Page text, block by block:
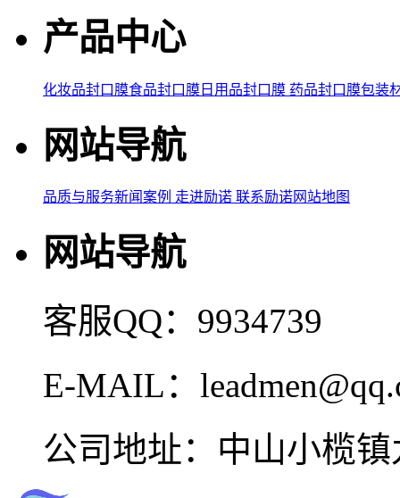
产品中心
化妆品封口膜食品封口膜 日用品封口膜 药品封口膜包装
网站导航
品质与服务新闻案例 走进励诺 联系励诺网站地图
网站导航
客服QQ：9934739
E-MAIL：
公司地址：中山小榄